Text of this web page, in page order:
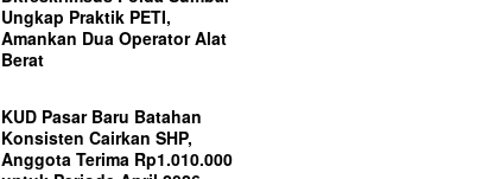
Ungkap Praktik PETI,
Amankan Dua Operator Alat
Berat
KUD Pasar Baru Batahan
Konsisten Cairkan SHP,
Anggota Terima Rp1.010.000